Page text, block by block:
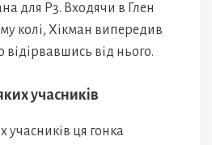
для P3. Входячи в Глен
колі, Хікман випередив
від нього.
учасників
учасників ця гонка